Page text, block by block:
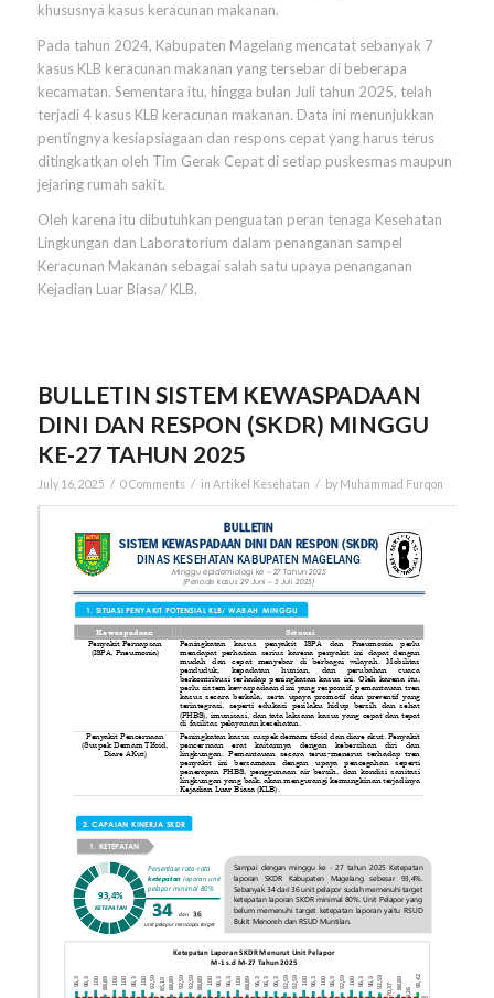
khususnya kasus keracunan makanan.
Pada tahun 2024, Kabupaten Magelang mencatat sebanyak 7
kasus KLB keracunan makanan yang tersebar di beberapa
kecamatan. Sementara itu, hingga bulan Juli tahun 2025, telah
terjadi 4 kasus KLB keracunan makanan. Data ini menunjukkan
pentingnya kesiapsiagaan dan respons cepat yang harus terus
ditingkatkan oleh Tim Gerak Cepat di setiap puskesmas maupun
jejaring rumah sakit.
Oleh karena itu dibutuhkan penguatan peran tenaga Kesehatan
Lingkungan dan Laboratorium dalam penanganan sampel
Keracunan Makanan sebagai salah satu upaya penanganan
Kejadian Luar Biasa/ KLB.
BULLETIN SISTEM KEWASPADAAN
DINI DAN RESPON (SKDR) MINGGU
KE-27 TAHUN 2025
July 16, 2025 / 0 Comments / in Artikel Kesehatan / by Muhammad Furqon